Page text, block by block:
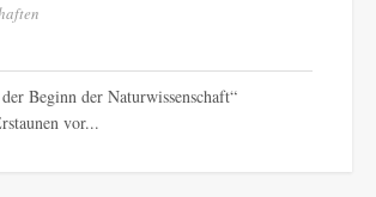
Beginn der Naturwissenschaft“
vor...